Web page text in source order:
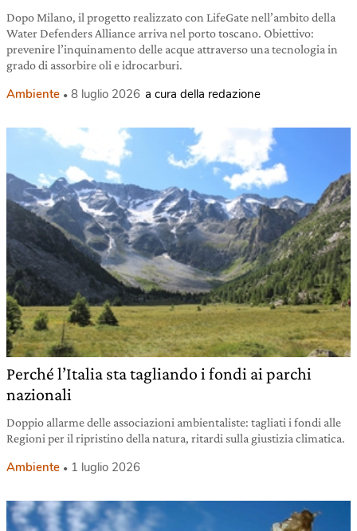
Dopo Milano, il progetto realizzato con LifeGate nell’ambito della
Water Defenders Alliance arriva nel porto toscano. Obiettivo:
prevenire l’inquinamento delle acque attraverso una tecnologia in
grado di assorbire oli e idrocarburi.
Ambiente 8 luglio 2026 a cura della redazione
Perché l’Italia sta tagliando i fondi ai parchi
nazionali
Doppio allarme delle associazioni ambientaliste: tagliati i fondi alle
Regioni per il ripristino della natura, ritardi sulla giustizia climatica.
Ambiente 1 luglio 2026